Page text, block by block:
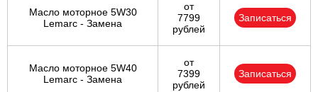
Масло моторное 5W30
Lemarc - Замена
от
7799
рублей
Записаться
Масло моторное 5W40
Lemarc - Замена
от
7399
рублей
Записаться